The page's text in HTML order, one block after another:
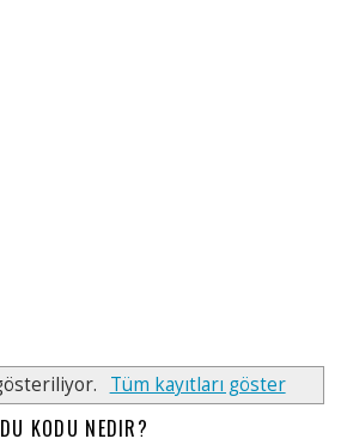
Tüm kayıtları göster
KODU NEDIR?